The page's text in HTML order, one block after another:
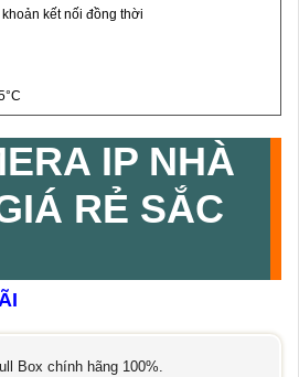
kết nối đồng thời
IP NHÀ
RẺ SẮC
Box chính hãng 100%.